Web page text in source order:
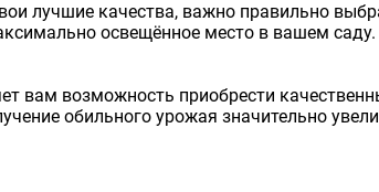
лучшие качества, важно правильно
освещённое место в вашем
вам возможность приобрести
обильного урожая значительно